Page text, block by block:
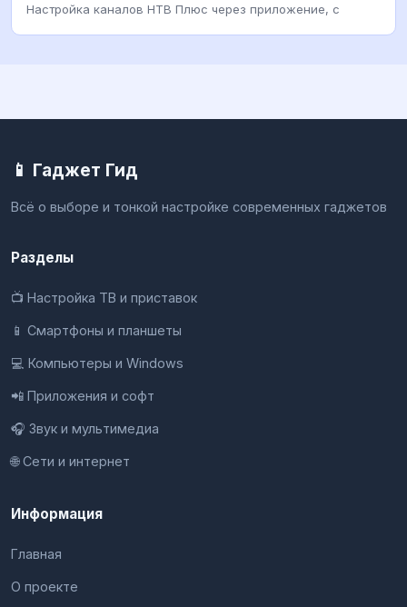
Настройка каналов НТВ Плюс через приложение, с
📱 Гаджет Гид
Всё о выборе и тонкой настройке современных гаджетов
Разделы
📺 Настройка ТВ и приставок
📱 Смартфоны и планшеты
💻 Компьютеры и Windows
📲 Приложения и софт
🎧 Звук и мультимедиа
🌐 Сети и интернет
Информация
Главная
О проекте